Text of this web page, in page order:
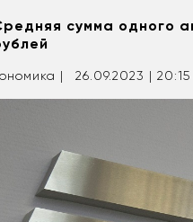
сумма одного
| 26.09.2023 | 20:15